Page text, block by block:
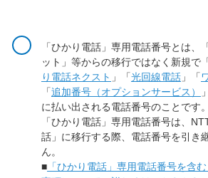
「ひかり電話」専用電話番号とは、
ット」等からの移行ではなく新規で
り電話ネクスト 」「光回線電話 」「
「追加番号（オプションサービス）
に払い出される電話番号のことです。
「ひかり電話」専用電話番号は、
話」に移行する際、電話番号を引き
ん。
■ 「ひかり電話」専用電話番号を含